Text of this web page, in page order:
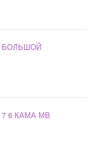
БОЛЬШОЙ
6 КАМА МВ